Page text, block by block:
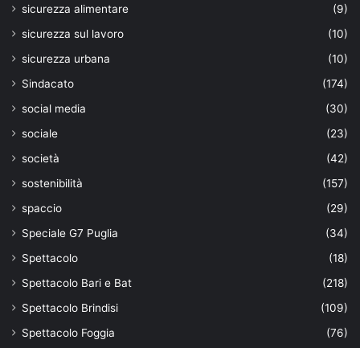
sicurezza alimentare
(9)
sicurezza sul lavoro
(10)
sicurezza urbana
(10)
Sindacato
(174)
social media
(30)
sociale
(23)
società
(42)
sostenibilità
(157)
spaccio
(29)
Speciale G7 Puglia
(34)
Spettacolo
(18)
Spettacolo Bari e Bat
(218)
Spettacolo Brindisi
(109)
Spettacolo Foggia
(76)